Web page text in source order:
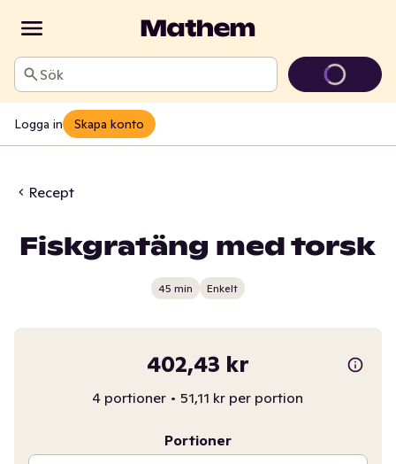
Sök
Logga in Skapa konto
Recept
Fiskgratäng med torsk
45 min Enkelt
402,43 kr
4 portioner • 51,11 kr per portion
Portioner